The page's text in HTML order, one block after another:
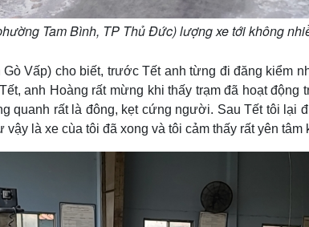
Tam Bình, TP Thủ Đức) lượng xe tới không
Vấp) cho biết, trước Tết anh từng đi đăng kiểm
anh Hoàng rất mừng khi thấy trạm đã hoạt
quanh rất là đông, kẹt cứng người. Sau Tết tôi lại
là xe cùa tôi đã xong và tôi cảm thấy rất yên